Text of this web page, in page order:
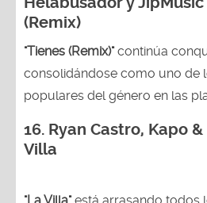
(Remix)
"Tienes (Remix)"continúa
consolidándose como uno de
populares del género en las
16. Ryan Castro, Kapo
Villa